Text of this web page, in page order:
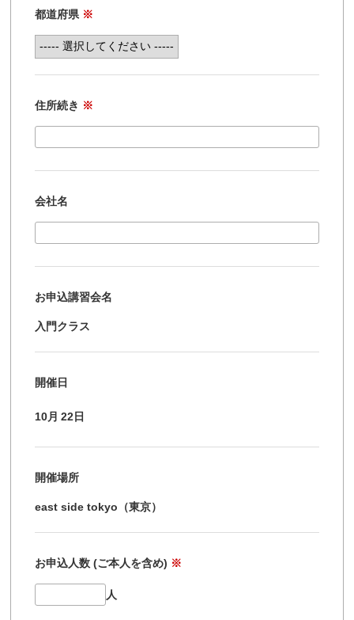
都道府県※
住所続き ※
会社名
お申込講習会名
入門クラス
開催日
10月 22日
開催場所
east side tokyo（東京）
お申込人数 (ご本人を含め) ※
人